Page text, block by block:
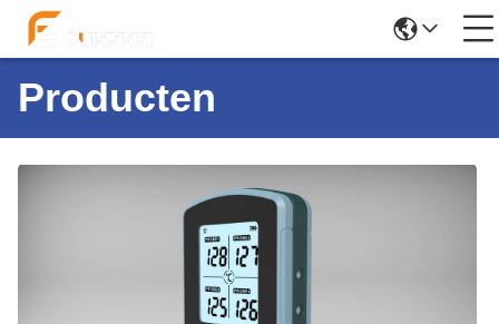
Producten